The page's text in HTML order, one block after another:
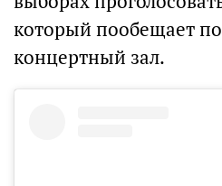
который пообещает
концертный зал.